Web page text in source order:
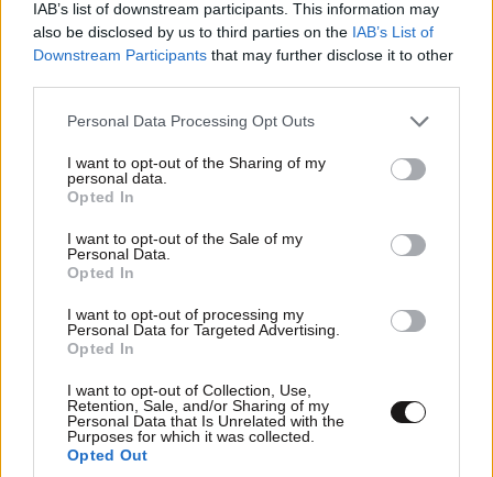
IAB’s list of downstream participants. This information may
also be disclosed by us to third parties on the IAB’s List of
Downstream Participants that may further disclose it to other
Please note that this website/app uses one or more Google
not limited to your visit or usage behaviour. You may click to
grant or deny consent to Google and its third-party tags to
use your data for below specified purposes in below Google
consent section.
Personal Data Processing Opt Outs
I want to opt-out of the Sharing of my
personal data.
Opted In
I want to opt-out of the Sale of my
Personal Data.
Opted In
I want to opt-out of processing my
Personal Data for Targeted Advertising.
Opted In
I want to opt-out of Collection, Use,
Retention, Sale, and/or Sharing of my
Personal Data that Is Unrelated with the
Purposes for which it was collected.
Opted Out
τελικα τα πακετα που εδωσαν στα μμε δεν πηγαν
τζαμπα
ΑΠΑΤΕΩΝΕΣ
το 10% εγινε στην αξια η οποια αφου μειωθηκε εχει
ως αποτελεσμα ο τελικος φορος να ειναι λιγοτερο
κατα 20€ και οχι 10% σε σχεση με τη περσινη οφειλη.
Και ο λογιστης που πληρωθηκε τελικα κερδος ενας
καφες.. Λαμογια
Απαντήστε